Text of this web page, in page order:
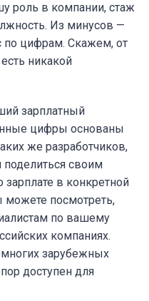
роль в компании, стаж
Из минусов —
по цифрам. Скажем, от
никакой
зарплатный
цифры основаны
же разработчиков,
своим
в конкретной
посмотреть,
по вашему
компаниях.
зарубежных
доступен для